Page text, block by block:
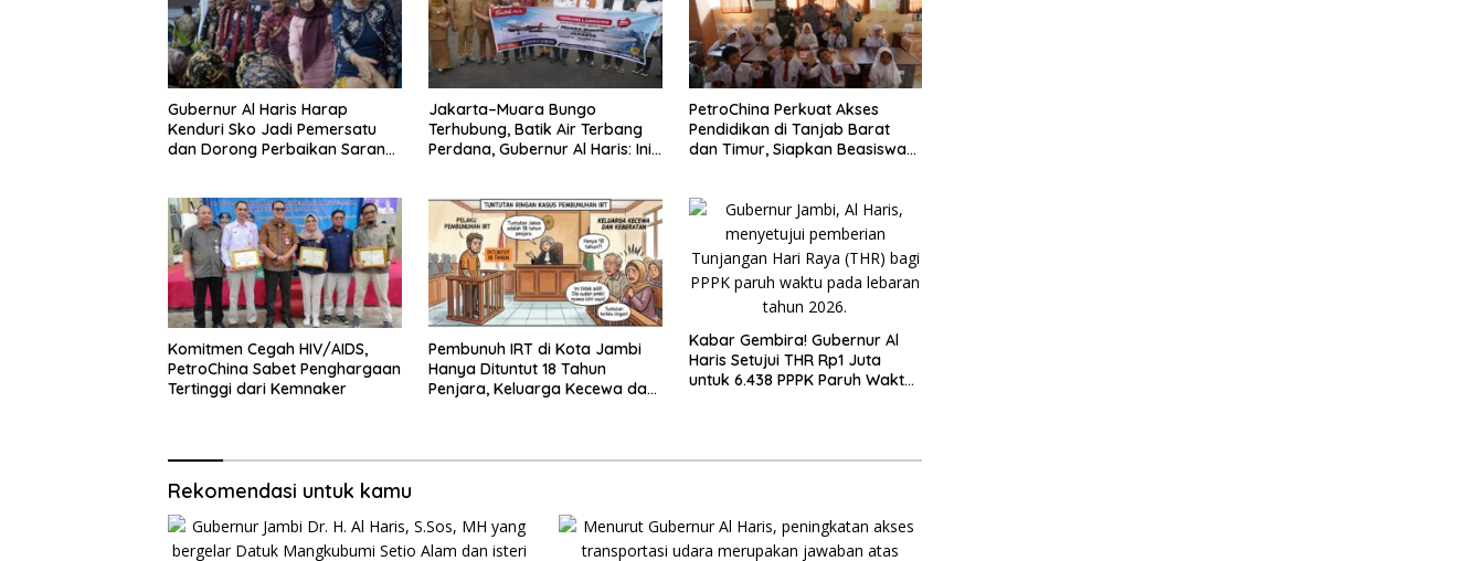
Gubernur Al Haris Harap
Kenduri Sko Jadi Pemersatu
dan Dorong Perbaikan Sarana
Jakarta–Muara Bungo
Terhubung, Batik Air Terbang
Perdana, Gubernur Al Haris: Ini
PetroChina Perkuat Akses
Pendidikan di Tanjab Barat
dan Timur, Siapkan Beasiswa
Komitmen Cegah HIV/AIDS,
PetroChina Sabet Penghargaan
Tertinggi dari Kemnaker
Pembunuh IRT di Kota Jambi
Hanya Dituntut 18 Tahun
Penjara, Keluarga Kecewa dan
Kabar Gembira! Gubernur Al
Haris Setujui THR Rp1 Juta
untuk 6.438 PPPK Paruh Waktu
Rekomendasi untuk kamu